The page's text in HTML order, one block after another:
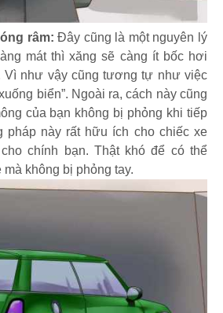
râm: Đây cũng là một nguyên lý
mát thì xăng sẽ càng ít bốc hơi
Vì như vậy cũng tương tự như việc
biển”. Ngoài ra, cách này cũng
của bạn không bị phỏng khi tiếp
pháp này rất hữu ích cho chiếc xe
chính bạn. Thật khó để có thể
không bị phỏng tay.